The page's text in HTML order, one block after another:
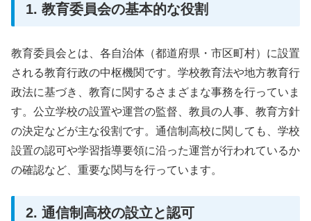
1. 教育委員会の基本的な役割
教育委員会とは、各自治体（都道府県・市区町村）に設置
される教育行政の中枢機関です。学校教育法や地方教育行
政法に基づき、教育に関するさまざまな事務を行っていま
す。公立学校の設置や運営の監督、教員の人事、教育方針
の決定などが主な役割です。通信制高校に関しても、学校
設置の認可や学習指導要領に沿った運営が行われているか
の確認など、重要な関与を行っています。
2. 通信制高校の設立と認可